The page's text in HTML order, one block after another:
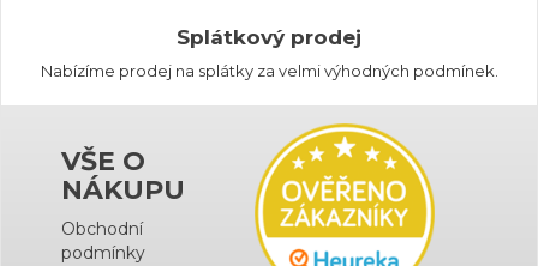
Splátkový prodej
Nabízíme prodej na splátky za velmi výhodných podmínek.
VŠE O
NÁKUPU
Obchodní
podmínky